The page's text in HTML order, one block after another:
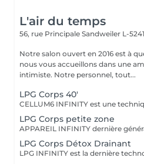
L'air du temps
56, rue Principale Sandweiler L-5241
Notre salon ouvert en 2016 est à
nous vous accueillons dans une
intimiste. Notre personnel, tout...
LPG Corps 40'
LPG Corps petite zone
LPG Corps Détox Drainant